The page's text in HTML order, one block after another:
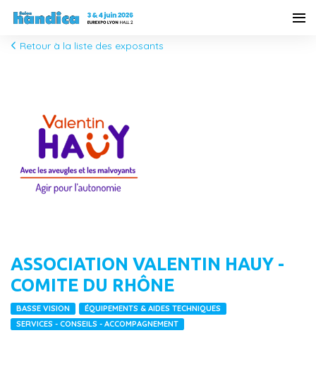
Retour à la liste des exposants
ASSOCIATION VALENTIN HAUY -
COMITE DU RHÔNE
BASSE VISION
ÉQUIPEMENTS & AIDES TECHNIQUES
SERVICES - CONSEILS - ACCOMPAGNEMENT